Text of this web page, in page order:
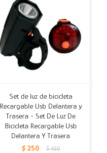
Set de luz de bicicleta
Recargable Usb Delantera y
Trasera - Set De Luz De
Bicicleta Recargable Usb
Delantera Y Trasera
$ 250 $ 430